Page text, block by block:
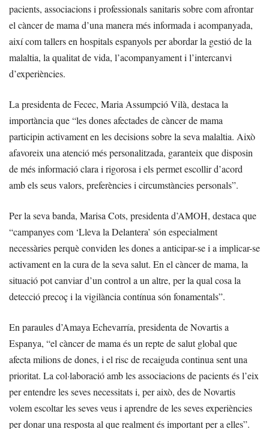
pacients, associacions i professionals sanitaris sobre com afrontar
el càncer de mama d’una manera més informada i acompanyada,
així com tallers en hospitals espanyols per abordar la gestió de la
malaltia, la qualitat de vida, l’acompanyament i l’intercanvi
d’experiències.
La presidenta de Fecec, Maria Assumpció Vilà, destaca la
importància que “les dones afectades de càncer de mama
participin activament en les decisions sobre la seva malaltia. Això
afavoreix una atenció més personalitzada, garanteix que disposin
de més informació clara i rigorosa i els permet escollir d’acord
amb els seus valors, preferències i circumstàncies personals”.
Per la seva banda, Marisa Cots, presidenta d’AMOH, destaca que
“campanyes com ‘Lleva la Delantera’ són especialment
necessàries perquè conviden les dones a anticipar-se i a implicar-se
activament en la cura de la seva salut. En el càncer de mama, la
situació pot canviar d’un control a un altre, per la qual cosa la
detecció precoç i la vigilància contínua són fonamentals”.
En paraules d’Amaya Echevarría, presidenta de Novartis a
Espanya, “el càncer de mama és un repte de salut global que
afecta milions de dones, i el risc de recaiguda continua sent una
prioritat. La col·laboració amb les associacions de pacients és l’eix
per entendre les seves necessitats i, per això, des de Novartis
volem escoltar les seves veus i aprendre de les seves experiències
per donar una resposta al que realment és important per a elles”.